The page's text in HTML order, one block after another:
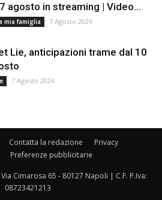
agosto in streaming | Video...
mia famiglia 7 Agosto 2026
Lie, anticipazioni trame dal 10
7 Agosto 2026
Contatta la redazione
Privacy
Preferenze pubblicitarie
Cimarosa 65 - 80127 Napoli | C.F. P.Iva:
08723421213